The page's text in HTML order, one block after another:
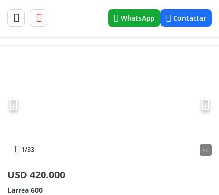
WhatsApp Contactar
1/33 50
USD 420.000
Larrea 600